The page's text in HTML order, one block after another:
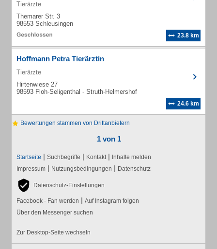
Tierärzte
Themarer Str. 3
98553 Schleusingen
23.8 km
Hoffmann Petra Tierärztin
Tierärzte
Hirtenwiese 27
98593 Floh-Seligenthal - Struth-Helmershof
24.6 km
Bewertungen stammen von Drittanbietern
1 von 1
Startseite | Suchbegriffe | Kontakt | Inhalte melden
Impressum | Nutzungsbedingungen | Datenschutz
Datenschutz-Einstellungen
Facebook - Fan werden | Auf Instagram folgen
Über den Messenger suchen
Zur Desktop-Seite wechseln